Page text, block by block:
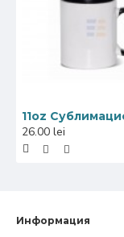
26.00 lei
Информация